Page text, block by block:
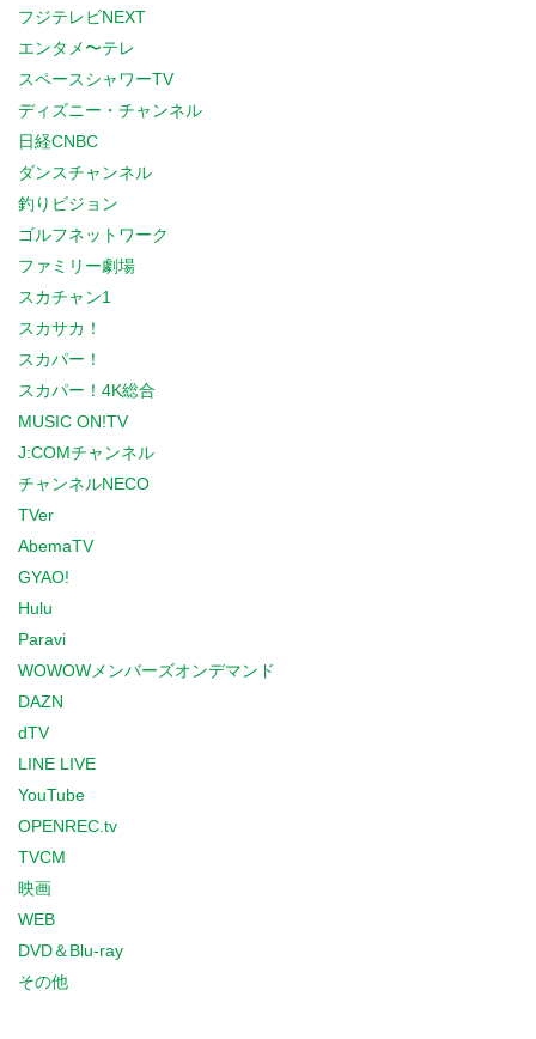
フジテレビNEXT
エンタメ〜テレ
スペースシャワーTV
ディズニー・チャンネル
日経CNBC
ダンスチャンネル
釣りビジョン
ゴルフネットワーク
ファミリー劇場
スカチャン1
スカサカ！
スカパー！
スカパー！4K総合
MUSIC ON!TV
J:COMチャンネル
チャンネルNECO
TVer
AbemaTV
GYAO!
Hulu
Paravi
WOWOWメンバーズオンデマンド
DAZN
dTV
LINE LIVE
YouTube
OPENREC.tv
TVCM
映画
WEB
DVD＆Blu-ray
その他